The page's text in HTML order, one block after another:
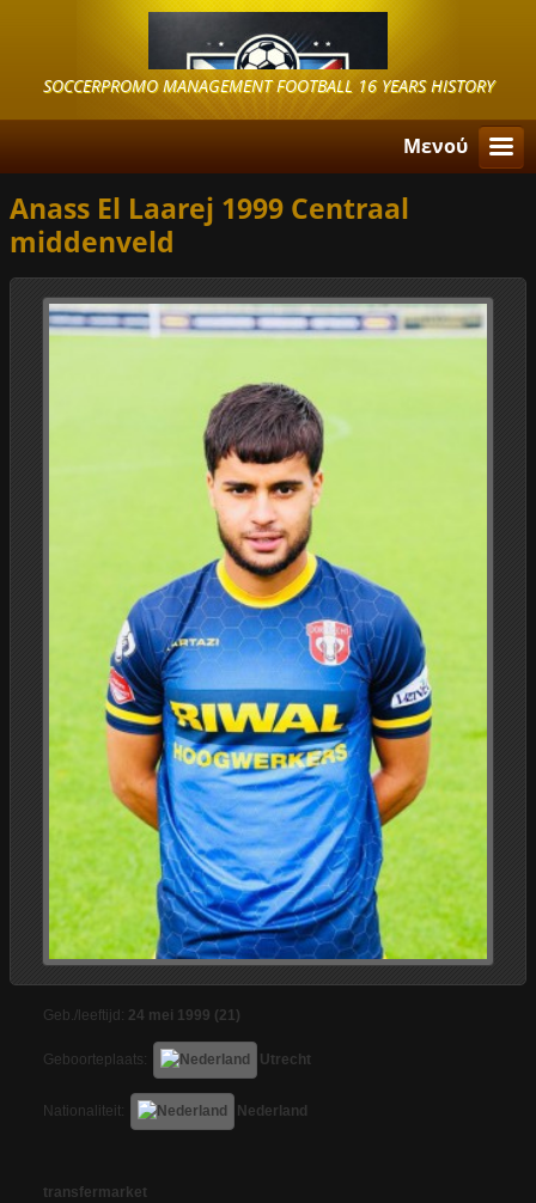
SOCCERPROMO MANAGEMENT FOOTBALL 16 YEARS HISTORY
Μενού
Anass El Laarej 1999 Centraal
middenveld
Geb./leeftijd: 24 mei 1999 (21)
Geboorteplaats: Utrecht
Nationaliteit: Nederland
transfermarket